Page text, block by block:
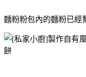
麵粉粉包內的麵粉已經